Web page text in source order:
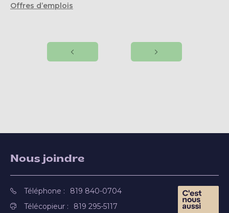
Offres d’emplois
Nous joindre
Téléphone :
819 840-0704
Télécopieur :
819 295-5117